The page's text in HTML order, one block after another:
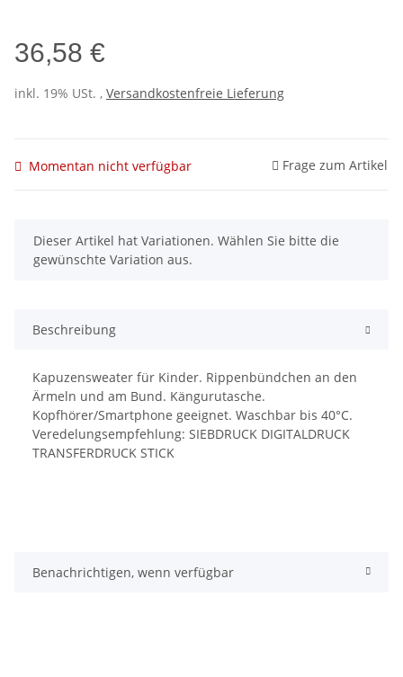
36,58 €
inkl. 19% USt. , Versandkostenfreie Lieferung
Momentan nicht verfügbar Frage zum Artikel
x
Dieser Artikel hat Variationen. Wählen Sie bitte die
gewünschte Variation aus.
Beschreibung
Kapuzensweater für Kinder. Rippenbündchen an den
Ärmeln und am Bund. Kängurutasche.
Kopfhörer/Smartphone geeignet. Waschbar bis 40°C.
Veredelungsempfehlung: SIEBDRUCK DIGITALDRUCK
TRANSFERDRUCK STICK
Benachrichtigen, wenn verfügbar